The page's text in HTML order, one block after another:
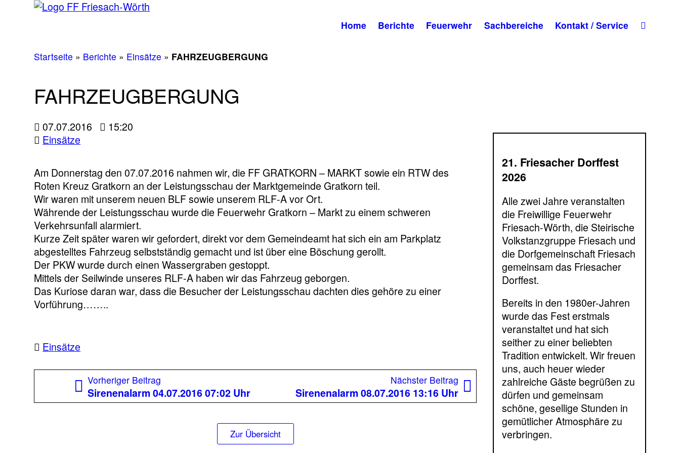
Home Berichte Feuerwehr Sachbereiche Kontakt / Service
Startseite » Berichte » Einsätze » FAHRZEUGBERGUNG
FAHRZEUGBERGUNG
07.07.2016
15:20
Einsätze
Am Donnerstag den 07.07.2016 nahmen wir, die FF GRATKORN – MARKT sowie ein RTW des
Roten Kreuz Gratkorn an der Leistungsschau der Marktgemeinde Gratkorn teil.
Wir waren mit unserem neuen BLF sowie unserem RLF-A vor Ort.
Währende der Leistungsschau wurde die Feuerwehr Gratkorn – Markt zu einem schweren
Verkehrsunfall alarmiert.
Kurze Zeit später waren wir gefordert, direkt vor dem Gemeindeamt hat sich ein am Parkplatz
abgestelltes Fahrzeug selbstständig gemacht und ist über eine Böschung gerollt.
Der PKW wurde durch einen Wassergraben gestoppt.
Mittels der Seilwinde unseres RLF-A haben wir das Fahrzeug geborgen.
Das Kuriose daran war, dass die Besucher der Leistungsschau dachten dies gehöre zu einer
Vorführung……..
Einsätze
Beitragsnavigation
Vorheriger Beitrag
Beitrag:
Sirenenalarm 04.07.2016 07:02 Uhr
Nächster Beitrag Nächster
Beitrag:
Sirenenalarm 08.07.2016 13:16 Uhr
Zur Übersicht
21. Friesacher Dorffest
2026
Alle zwei Jahre veranstalten
die Freiwillige Feuerwehr
Friesach-Wörth, die Steirische
Volkstanzgruppe Friesach und
die Dorfgemeinschaft Friesach
gemeinsam das Friesacher
Dorffest.
Bereits in den 1980er-Jahren
wurde das Fest erstmals
veranstaltet und hat sich
seither zu einer beliebten
Tradition entwickelt. Wir freuen
uns, auch heuer wieder
zahlreiche Gäste begrüßen zu
dürfen und gemeinsam
schöne, gesellige Stunden in
gemütlicher Atmosphäre zu
verbringen.